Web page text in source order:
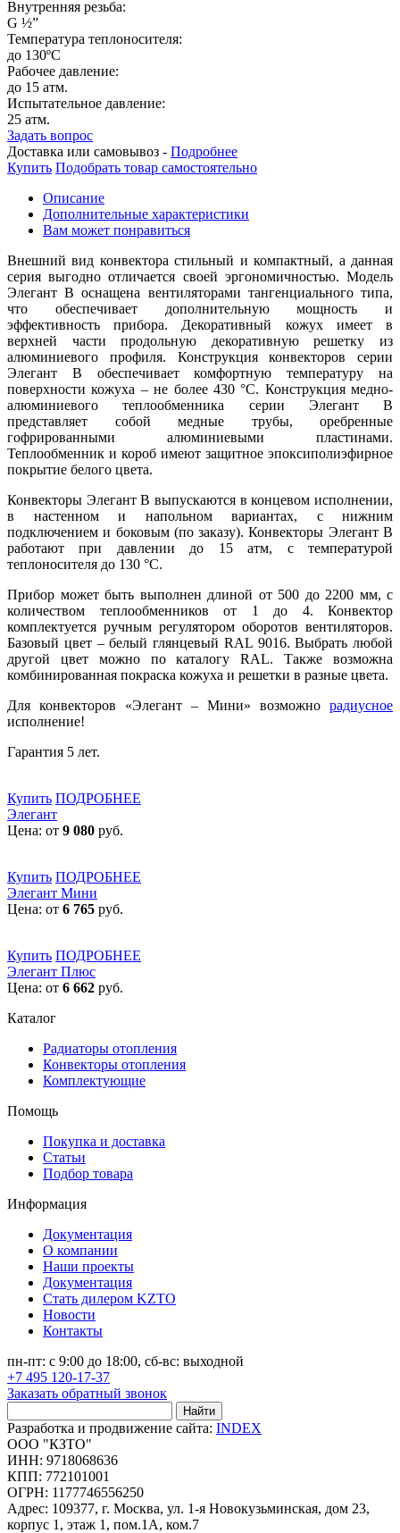
Внутренняя резьба:
G ½”
Температура теплоносителя:
до 130ºС
Рабочее давление:
до 15 атм.
Испытательное давление:
25 атм.
Задать вопрос
Доставка или самовывоз - Подробнее
Купить Подобрать товар самостоятельно
Описание
Дополнительные характеристики
Вам может понравиться
Внешний вид конвектора стильный и компактный, а данная
серия выгодно отличается своей эргономичностью. Модель
Элегант В оснащена вентиляторами тангенциального типа,
что обеспечивает дополнительную мощность и
эффективность прибора. Декоративный кожух имеет в
верхней части продольную декоративную решетку из
алюминиевого профиля. Конструкция конвекторов серии
Элегант В обеспечивает комфортную температуру на
поверхности кожуха – не более 430°С. Конструкция медно-
алюминиевого теплообменника серии Элегант В
представляет собой медные трубы, оребренные
гофрированными алюминиевыми пластинами.
Теплообменник и короб имеют защитное эпоксиполиэфирное
покрытие белого цвета.
Конвекторы Элегант В выпускаются в концевом исполнении,
в настенном и напольном вариантах, с нижним
подключением и боковым (по заказу). Конвекторы Элегант В
работают при давлении до 15 атм, с температурой
теплоносителя до 130 °С.
Прибор может быть выполнен длиной от 500 до 2200 мм, с
количеством теплообменников от 1 до 4. Конвектор
комплектуется ручным регулятором оборотов вентиляторов.
Базовый цвет – белый глянцевый RAL 9016. Выбрать любой
другой цвет можно по каталогу RAL. Также возможна
комбинированная покраска кожуха и решетки в разные цвета.
Для конвекторов «Элегант – Мини» возможно радиусное
исполнение!
Гарантия 5 лет.
Купить ПОДРОБНЕЕ
Элегант
Цена: от 9 080 руб.
Купить ПОДРОБНЕЕ
Элегант Мини
Цена: от 6 765 руб.
Купить ПОДРОБНЕЕ
Элегант Плюс
Цена: от 6 662 руб.
Каталог
Радиаторы отопления
Конвекторы отопления
Комплектующие
Помощь
Покупка и доставка
Статьи
Подбор товара
Информация
Документация
О компании
Наши проекты
Документация
Стать дилером KZTO
Новости
Контакты
пн-пт: с 9:00 до 18:00, сб-вс: выходной
+7 495 120-17-37
Заказать обратный звонок
Найти
Разработка и продвижение сайта: INDEX
ООО "КЗТО"
ИНН: 9718068636
КПП: 772101001
ОГРН: 1177746556250
Адрес: 109377, г. Москва, ул. 1-я Новокузьминская, дом 23,
корпус 1, этаж 1, пом.1А, ком.7